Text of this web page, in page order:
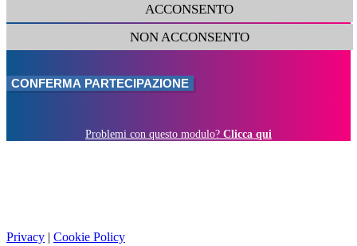
ACCONSENTO
NON ACCONSENTO
Problemi con questo modulo? Clicca qui
Privacy | Cookie Policy